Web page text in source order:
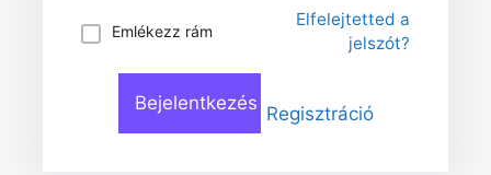
Emlékezz rám
Elfelejtetted a
jelszót?
Regisztráció